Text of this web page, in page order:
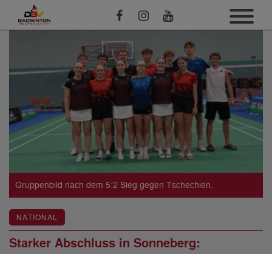
Gruppenbild nach dem 5:2 Sieg gegen Tschechien.
NATIONAL
Starker Abschluss in Sonneberg: